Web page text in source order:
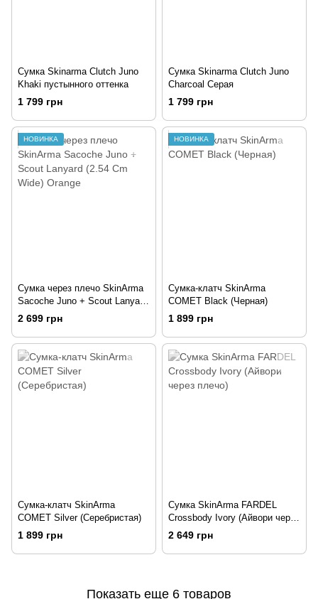
Сумка Skinarma Clutch Juno
Khaki пустынного оттенка
1 799 грн
Сумка Skinarma Clutch Juno
Charcoal Серая
1 799 грн
НОВИНКА
Сумка через плечо SkinArma
Sacoche Juno + Scout Lanyard
(2.54 Cm Wide) Orange
2 699 грн
НОВИНКА
Сумка-клатч SkinArma
COMET Black (Черная)
1 899 грн
Сумка-клатч SkinArma
COMET Silver (Серебристая)
1 899 грн
Сумка SkinArma FARDEL
Crossbody Ivory (Айвори через
плечо)
2 649 грн
Показать еще 6 товаров